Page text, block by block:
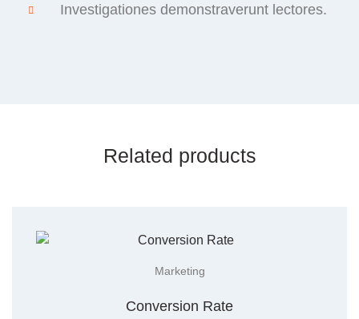
Investigationes demonstraverunt lectores.
Related products
Marketing
Conversion Rate